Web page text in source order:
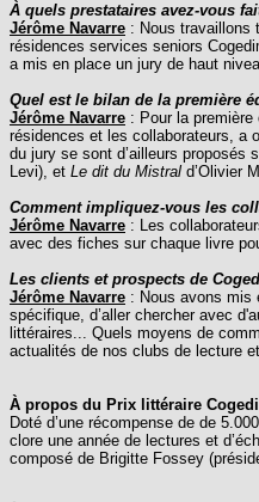
À quels prestataires avez-vous
Jérôme Navarre : Nous travaillons
résidences services seniors
a mis en place un jury de haut
Quel est le bilan de la première
Jérôme Navarre : Pour la
résidences et les collaborateurs, a
du jury se sont d’ailleurs proposés
Levi), et Le dit du Mistral d’Olivier
Comment impliquez-vous les
Jérôme Navarre : Les
avec des fiches sur chaque livre
Les clients et prospects de
Jérôme Navarre : Nous avons mis
spécifique, d’aller chercher avec
littéraires... Quels moyens de
actualités de nos clubs de lecture
À propos du Prix littéraire
Doté d’une récompense de de
clore une année de lectures et
composé de Brigitte Fossey